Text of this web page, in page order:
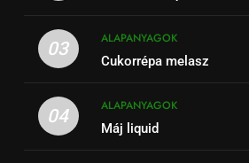
03
ALAPANYAGOK
Cukorrépa melasz
04
ALAPANYAGOK
Máj liquid